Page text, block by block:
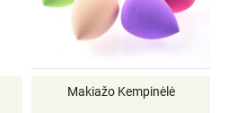
Makiažo Kempinėlė